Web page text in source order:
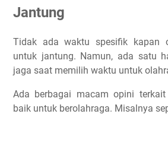
Jantung
Tidak ada waktu spesifik kapan
untuk jantung. Namun, ada satu
jaga saat memilih waktu untuk
Ada berbagai macam opini
baik untuk berolahraga. Misalnya